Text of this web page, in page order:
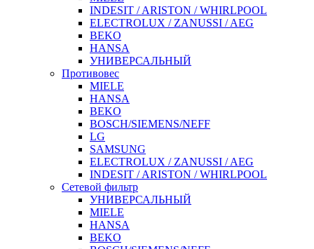
INDESIT / ARISTON / WHIRLPOOL
ELECTROLUX / ZANUSSI / AEG
BEKO
HANSA
УНИВЕРСАЛЬНЫЙ
Противовес
MIELE
HANSA
BEKO
BOSCH/SIEMENS/NEFF
LG
SAMSUNG
ELECTROLUX / ZANUSSI / AEG
INDESIT / ARISTON / WHIRLPOOL
Сетевой фильтр
УНИВЕРСАЛЬНЫЙ
MIELE
HANSA
BEKO